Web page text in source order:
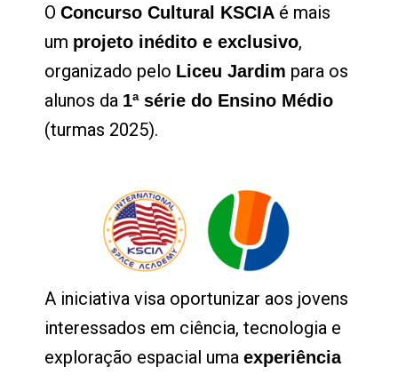
O Concurso Cultural KSCIA é mais
um projeto inédito e exclusivo,
organizado pelo Liceu Jardim para os
alunos da 1ª série do Ensino Médio
(turmas 2025).
A iniciativa visa oportunizar aos jovens
interessados em ciência, tecnologia e
exploração espacial uma experiência